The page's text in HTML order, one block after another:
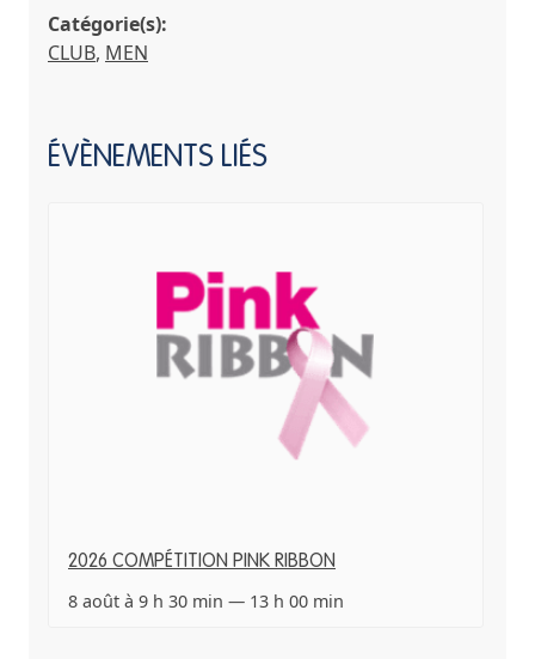
Catégorie(s):
CLUB, MEN
ÉVÈNEMENTS LIÉS
2026 COMPÉTITION PINK RIBBON
8 août à 9 h 30 min — 13 h 00 min